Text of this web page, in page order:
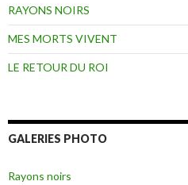
RAYONS NOIRS
MES MORTS VIVENT
LE RETOUR DU ROI
GALERIES PHOTO
Rayons noirs